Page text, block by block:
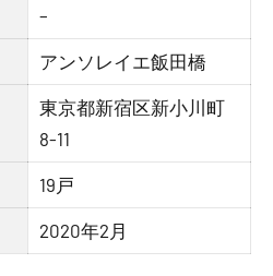
–
アンソレイエ飯田橋
東京都新宿区新小川町
8-11
19戸
2020年2月